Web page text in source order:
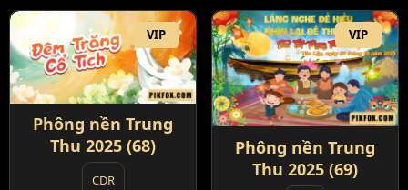
VIP
Phông nền Trung
Thu 2025 (68)
CDR
VIP
Phông nền Trung
Thu 2025 (69)